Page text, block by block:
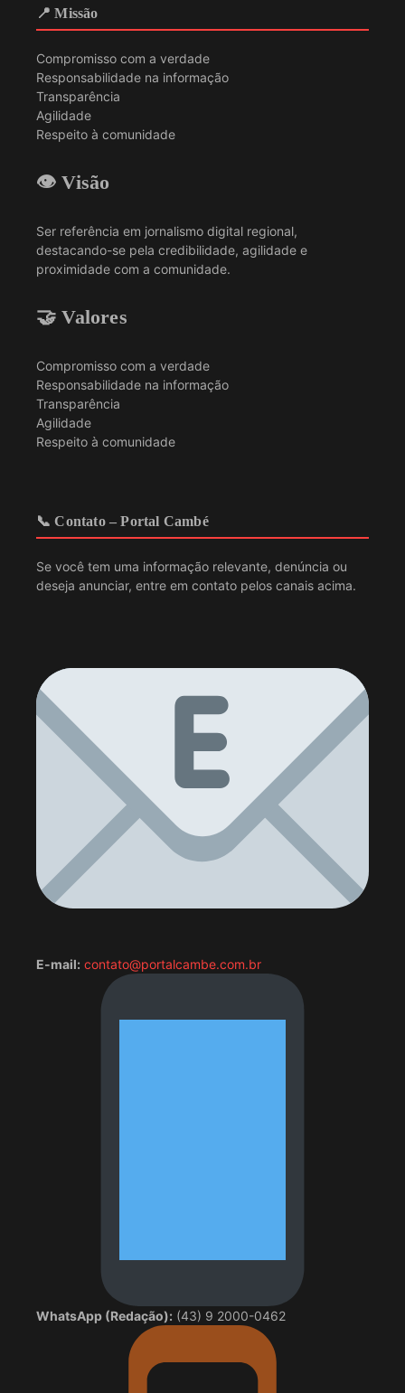
📍 Missão
Compromisso com a verdade
Responsabilidade na informação
Transparência
Agilidade
Respeito à comunidade
👁️ Visão
Ser referência em jornalismo digital regional,
destacando-se pela credibilidade, agilidade e
proximidade com a comunidade.
🤝 Valores
Compromisso com a verdade
Responsabilidade na informação
Transparência
Agilidade
Respeito à comunidade
📞 Contato – Portal Cambé
Se você tem uma informação relevante, denúncia ou
deseja anunciar, entre em contato pelos canais acima.
E-mail: contato@portalcambe.com.br
WhatsApp (Redação): (43) 9 2000-0462